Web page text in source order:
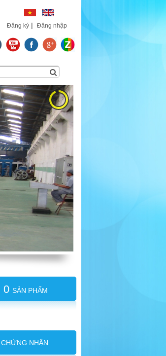
Đăng ký | Đăng nhập
0 SẢN PHẨM
CHỨNG NHẬN